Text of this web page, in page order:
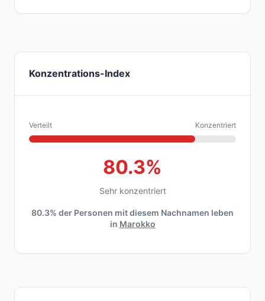
Konzentrations-Index
Verteilt Konzentriert
80.3%
Sehr konzentriert
80.3% der Personen mit diesem Nachnamen leben
in Marokko